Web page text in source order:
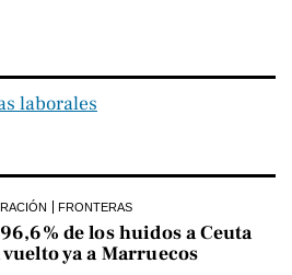
laborales
FRONTERAS
de los huidos a Ceuta
vuelto ya a Marruecos